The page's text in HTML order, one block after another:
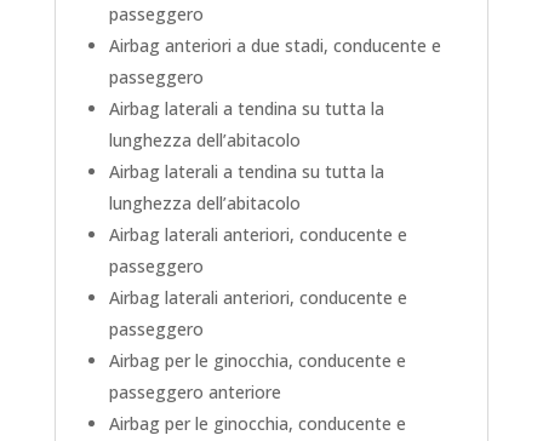
passeggero
Airbag anteriori a due stadi, conducente e
passeggero
Airbag laterali a tendina su tutta la
lunghezza dell’abitacolo
Airbag laterali a tendina su tutta la
lunghezza dell’abitacolo
Airbag laterali anteriori, conducente e
passeggero
Airbag laterali anteriori, conducente e
passeggero
Airbag per le ginocchia, conducente e
passeggero anteriore
Airbag per le ginocchia, conducente e